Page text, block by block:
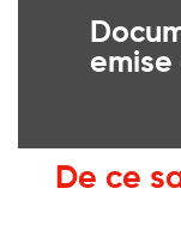
emise
De ce